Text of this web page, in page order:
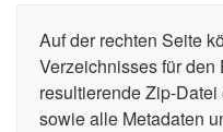
Auf der rechten Seite
Verzeichnisses für den
resultierende Zip-
sowie alle Metadaten